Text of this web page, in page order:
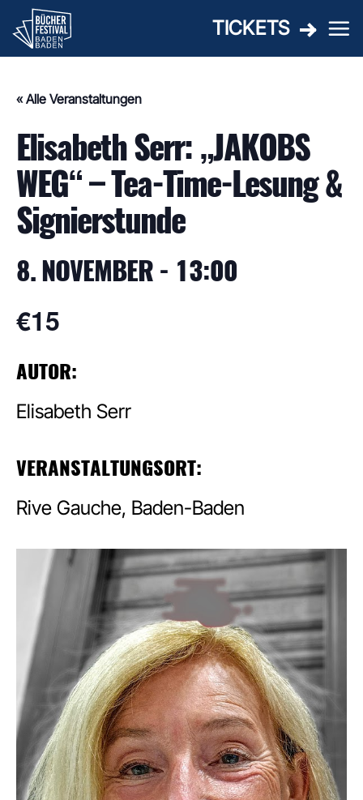
Inhalt
springen
TICKETS
« Alle Veranstaltungen
Elisabeth Serr: „JAKOBS
WEG“ – Tea-Time-Lesung &
Signierstunde
8. NOVEMBER - 13:00
€15
AUTOR:
Elisabeth Serr
VERANSTALTUNGSORT:
Rive Gauche, Baden-Baden